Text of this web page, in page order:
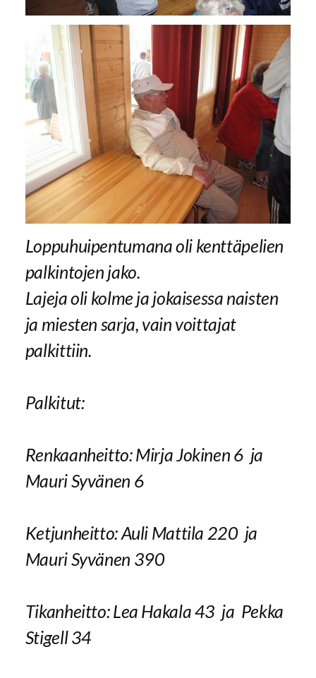
Loppuhuipentumana oli kenttäpelien
palkintojen jako.
Lajeja oli kolme ja jokaisessa naisten
ja miesten sarja, vain voittajat
palkittiin.
Palkitut:
Renkaanheitto: Mirja Jokinen 6 ja
Mauri Syvänen 6
Ketjunheitto: Auli Mattila 220 ja
Mauri Syvänen 390
Tikanheitto: Lea Hakala 43 ja Pekka
Stigell 34